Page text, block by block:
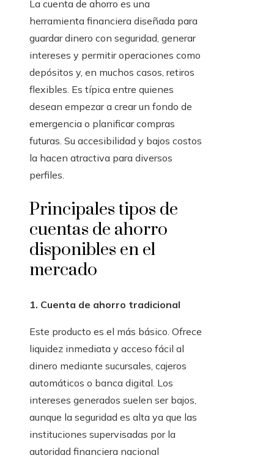
La cuenta de ahorro es una
herramienta financiera diseñada para
guardar dinero con seguridad, generar
intereses y permitir operaciones como
depósitos y, en muchos casos, retiros
flexibles. Es típica entre quienes
desean empezar a crear un fondo de
emergencia o planificar compras
futuras. Su accesibilidad y bajos costos
la hacen atractiva para diversos
perfiles.
Principales tipos de
cuentas de ahorro
disponibles en el
mercado
1. Cuenta de ahorro tradicional
Este producto es el más básico. Ofrece
liquidez inmediata y acceso fácil al
dinero mediante sucursales, cajeros
automáticos o banca digital. Los
intereses generados suelen ser bajos,
aunque la seguridad es alta ya que las
instituciones supervisadas por la
autoridad financiera nacional